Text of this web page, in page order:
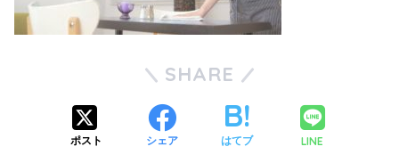
SHARE
ポスト シェア はてブ LINE